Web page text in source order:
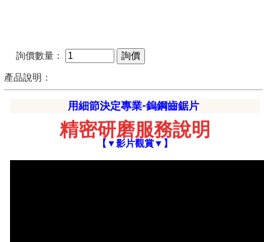
詢價數量：
產品說明：
用細節決定專業-鎢鋼齒鋸片
精密研磨服務說明
【▼影片觀賞▼】